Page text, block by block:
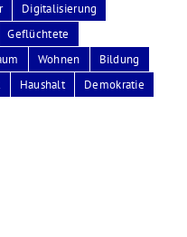
Digitalisierung
Geflüchtete
Wohnen
Bildung
Haushalt
Demokratie